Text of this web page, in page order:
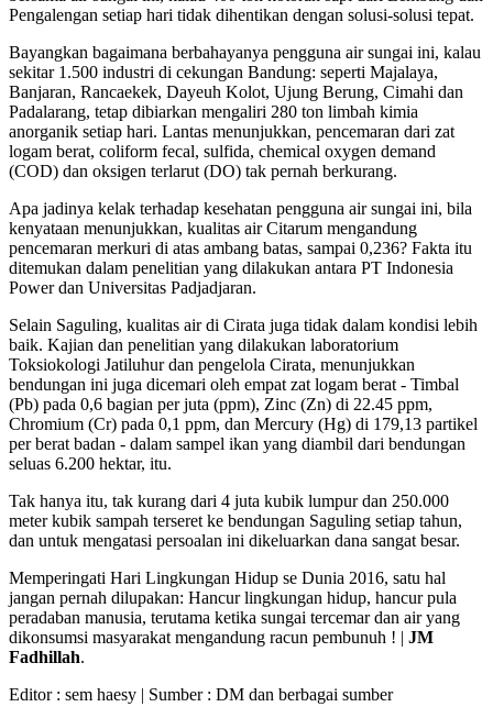
Pengalengan setiap hari tidak dihentikan dengan solusi-solusi tepat.
Bayangkan bagaimana berbahayanya pengguna air sungai ini, kalau
sekitar 1.500 industri di cekungan Bandung: seperti Majalaya,
Banjaran, Rancaekek, Dayeuh Kolot, Ujung Berung, Cimahi dan
Padalarang, tetap dibiarkan mengaliri 280 ton limbah kimia
anorganik setiap hari. Lantas menunjukkan, pencemaran dari zat
logam berat, coliform fecal, sulfida, chemical oxygen demand
(COD) dan oksigen terlarut (DO) tak pernah berkurang.
Apa jadinya kelak terhadap kesehatan pengguna air sungai ini, bila
kenyataan menunjukkan, kualitas air Citarum mengandung
pencemaran merkuri di atas ambang batas, sampai 0,236? Fakta itu
ditemukan dalam penelitian yang dilakukan antara PT Indonesia
Power dan Universitas Padjadjaran.
Selain Saguling, kualitas air di Cirata juga tidak dalam kondisi lebih
baik. Kajian dan penelitian yang dilakukan laboratorium
Toksiokologi Jatiluhur dan pengelola Cirata, menunjukkan
bendungan ini juga dicemari oleh empat zat logam berat - Timbal
(Pb) pada 0,6 bagian per juta (ppm), Zinc (Zn) di 22.45 ppm,
Chromium (Cr) pada 0,1 ppm, dan Mercury (Hg) di 179,13 partikel
per berat badan - dalam sampel ikan yang diambil dari bendungan
seluas 6.200 hektar, itu.
Tak hanya itu, tak kurang dari 4 juta kubik lumpur dan 250.000
meter kubik sampah terseret ke bendungan Saguling setiap tahun,
dan untuk mengatasi persoalan ini dikeluarkan dana sangat besar.
Memperingati Hari Lingkungan Hidup se Dunia 2016, satu hal
jangan pernah dilupakan: Hancur lingkungan hidup, hancur pula
peradaban manusia, terutama ketika sungai tercemar dan air yang
dikonsumsi masyarakat mengandung racun pembunuh ! | JM
Fadhillah.
Editor : sem haesy | Sumber : DM dan berbagai sumber